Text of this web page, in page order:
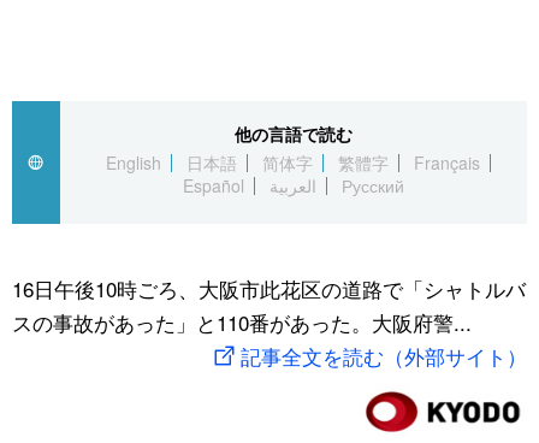
العربية
社会
旅と暮らし
社会
文化
科学・技術
暮らし
お知らせ
他の言語で読む
English
日本語 简体字 繁體字
Français
Español
العربية Русский
16日午後10時ごろ、大阪市此花区の道路で「シャトルバ
スの事故があった」と110番があった。大阪府警...
記事全文を読む（外部サイト）